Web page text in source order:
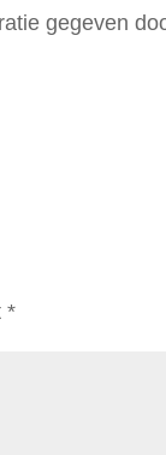
gegeven
*